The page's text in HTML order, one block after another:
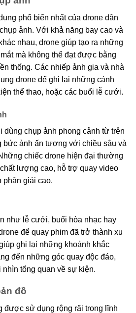
phổ biến nhất của drone dân
ảnh. Với khả năng bay cao và
nhau, drone giúp tạo ra những
mà không thể đạt được bằng
thống. Các nhiếp ảnh gia và nhà
drone để ghi lại những cảnh
thể thao, hoặc các buổi lễ cưới.
dùng chụp ảnh phong cảnh từ trên
bức ảnh ấn tượng với chiều sâu và
chiếc drone hiện đại thường
lượng cao, hỗ trợ quay video
phân giải cao.
như lễ cưới, buổi hòa nhạc hay
để quay phim đã trở thành xu
ghi lại những khoảnh khắc
đến những góc quay độc đáo,
tổng quan về sự kiện.
đồ
được sử dụng rộng rãi trong lĩnh